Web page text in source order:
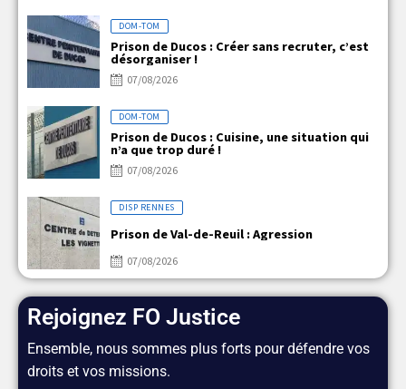
DOM-TOM
Prison de Ducos : Créer sans recruter, c’est
désorganiser !
07/08/2026
DOM-TOM
Prison de Ducos : Cuisine, une situation qui
n’a que trop duré !
07/08/2026
DISP RENNES
Prison de Val-de-Reuil : Agression
07/08/2026
Rejoignez FO Justice
Ensemble, nous sommes plus forts pour défendre vos
droits et vos missions.